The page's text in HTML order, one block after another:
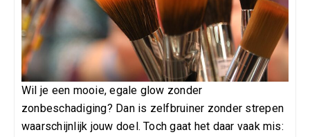
Wil je een mooie, egale glow zonder
zonbeschadiging? Dan is zelfbruiner zonder strepen
waarschijnlijk jouw doel. Toch gaat het daar vaak mis: